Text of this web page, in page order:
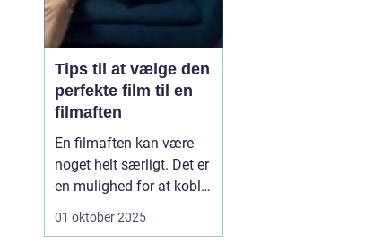
Tips til at vælge den
perfekte film til en
filmaften
En filmaften kan være
noget helt særligt. Det er
en mulighed for at koble
af, hygge med venner,
01 oktober 2025